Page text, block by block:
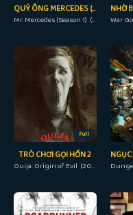
QUÝ ÔNG MERCEDES (PHẦN 1)
Mr. Mercedes (Season 1) (2017)
Full
TRÒ CHƠI GỌI HỒN 2
Ouija: Origin of Evil (2016)